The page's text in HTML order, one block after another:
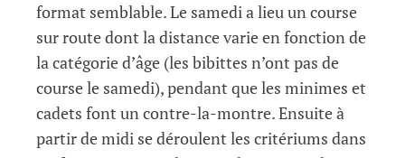
format semblable. Le samedi a lieu un course
sur route dont la distance varie en fonction de
la catégorie d’âge (les bibittes n’ont pas de
course le samedi), pendant que les minimes et
cadets font un contre-la-montre. Ensuite à
partir de midi se déroulent les critériums dans